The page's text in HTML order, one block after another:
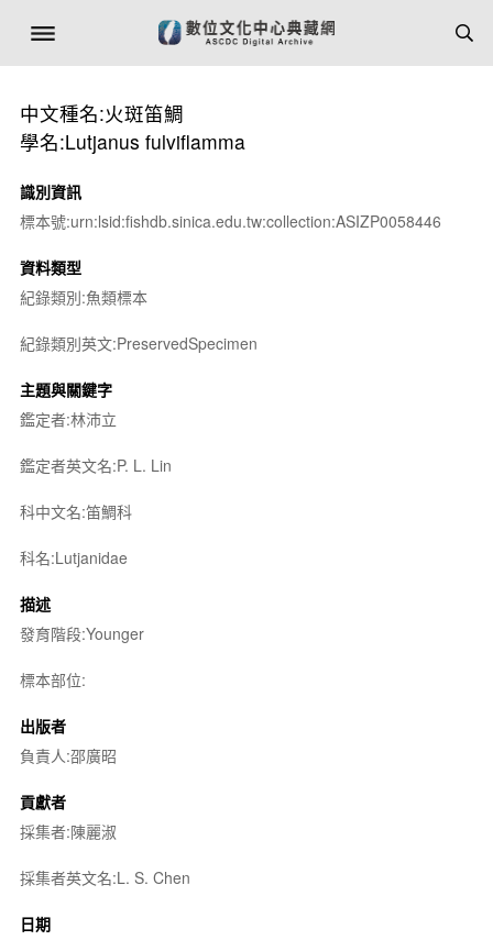
中文種名:火斑笛鯛
學名:Lutjanus fulviflamma
識別資訊
標本號:urn:lsid:fishdb.sinica.edu.tw:collection:ASIZP0058446
資料類型
紀錄類別:魚類標本
紀錄類別英文:PreservedSpecimen
主題與關鍵字
鑑定者:林沛立
鑑定者英文名:P. L. Lin
科中文名:笛鯛科
科名:Lutjanidae
描述
發育階段:Younger
標本部位:
出版者
負責人:邵廣昭
貢獻者
採集者:陳麗淑
採集者英文名:L. S. Chen
日期